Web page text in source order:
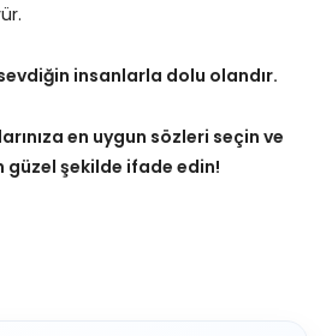
insanlarla dolu olandır.
en uygun sözleri seçin ve
güzel şekilde ifade edin!